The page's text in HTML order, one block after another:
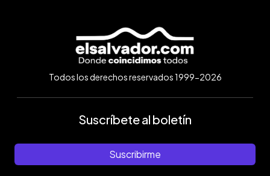
Todos los derechos reservados 1999-2026
Suscríbete al boletín
Suscribirme